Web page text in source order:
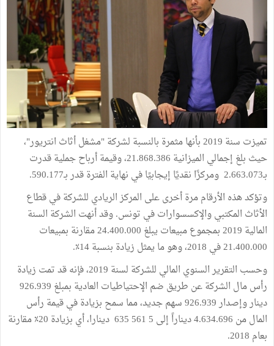
تميزت سنة 2019 بأنها مثمرة بالنسبة لشركة "مشغل أثاث انتريور"،
حيث بلغ إجمالي الميزانية 21.868.386، وقيمة أرباح جملية قدرت
بـ2.663.073 ومركزًا نقديًا إيجابيًا في نهاية الفترة قدر بـ590.177.
وتؤكد هذه الأرقام مرة أخرى على المركز الريادي للشركة في قطاع
الأثاث المكتبي والإكسسوارات في تونس. وقد أنهت الشركة السنة
المالية 2019 بمجموع مبيعات يبلغ 24.400.000 مقارنة بمبيعات
21.400.000 في 2018، وهو ما يمثل زيادة بنسبة 14٪.
وحسب التقرير السنوي المالي للشركة لسنة 2019، فإنه قد تمت زيادة
رأس مال الشركة عن طريق ضم الإحتياطيات العادية بمبلغ 926.939
دينار وإصدار 926.939 سهم جديد، مما سمح بزيادة في قيمة رأس
المال من 4.634.696 ديناراً إلى 5 561 635 دينارا، أي بزيادة 20٪ مقارنة
بعام 2018.